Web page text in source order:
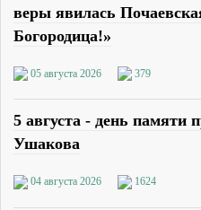
веры явилась
Богородица!»
05 августа 2026 379
5 августа - день памяти
Ушакова
04 августа 2026 1624